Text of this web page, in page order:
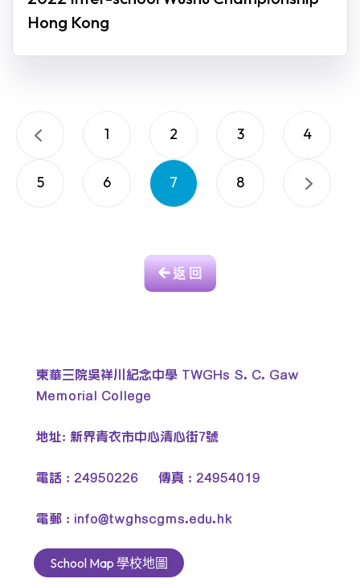
Hong Kong
1 2 3 4
5 6 7 8
返 回
東華三院吳祥川紀念中學 TWGHs S. C. Gaw
Memorial College
地址: 新界青衣市中心清心街7號
電話 : 24950226 傳真 : 24954019
電郵 : info@twghscgms.edu.hk
School Map 學校地圖